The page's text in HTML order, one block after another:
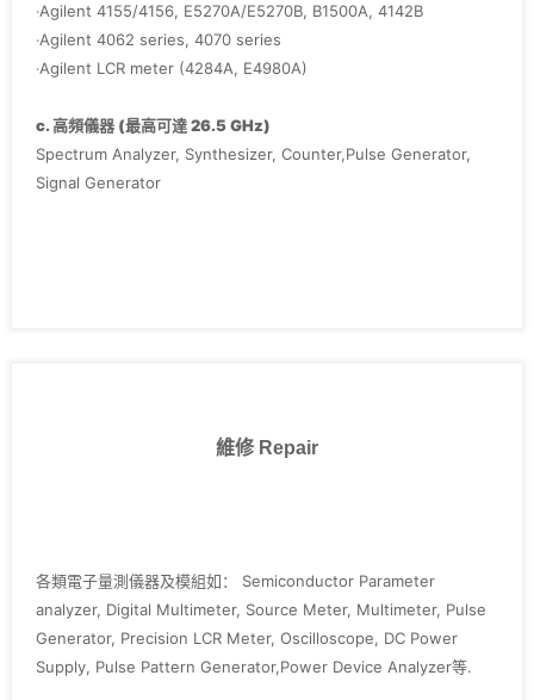
‧Agilent 4155/4156, E5270A/E5270B, B1500A, 4142B
‧Agilent 4062 series, 4070 series
‧Agilent LCR meter (4284A, E4980A)
‧Agilent E4411B
‧Keithley 2400 series, 236, 237, 238, 2636,3700
c. 高頻儀器 (最高可達 26.5 GHz)
Spectrum Analyzer, Synthesizer, Counter,Pulse Generator,
Signal Generator
維修 Repair
各類電子量測儀器及模組如： Semiconductor Parameter
analyzer, Digital Multimeter, Source Meter, Multimeter, Pulse
Generator, Precision LCR Meter, Oscilloscope, DC Power
Supply, Pulse Pattern Generator,Power Device Analyzer等.